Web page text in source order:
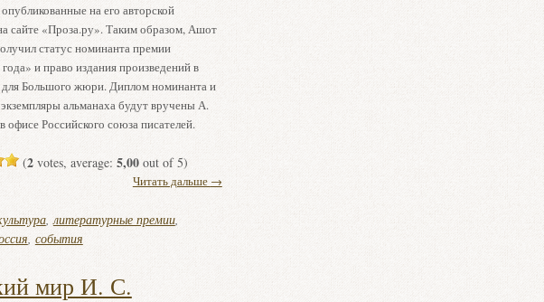
опубликованные на его авторской
сайте «Проза.ру». Таким образом, Ашот
статус номинанта премии
и право издания произведений в
для Большого жюри. Диплом номинанта и
альманаха будут вручены А.
офисе Российского союза писателей.
(2votes, average: 5,00out of 5)
Читать дальше →
,литературные премии,
, события
мир И. С.